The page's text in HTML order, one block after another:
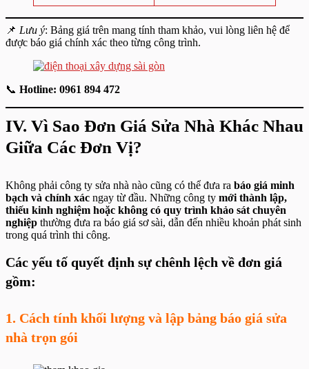
📌 Lưu ý: Bảng giá trên mang tính tham khảo, vui lòng liên hệ để
được báo giá chính xác theo từng công trình.
📞 Hotline: 0961 894 472
IV. Vì Sao Đơn Giá Sửa Nhà Khác Nhau
Giữa Các Đơn Vị?
Không phải công ty sửa nhà nào cũng có thể đưa ra báo giá minh
bạch và chính xác ngay từ đầu. Những công ty mới thành lập,
thiếu kinh nghiệm hoặc không có quy trình khảo sát chuyên
nghiệp thường đưa ra báo giá sơ sài, dẫn đến nhiều khoản phát sinh
trong quá trình thi công.
Các yếu tố quyết định sự chênh lệch về đơn giá
gồm:
1. Cách tính khối lượng và lập bảng báo giá sửa
nhà trọn gói